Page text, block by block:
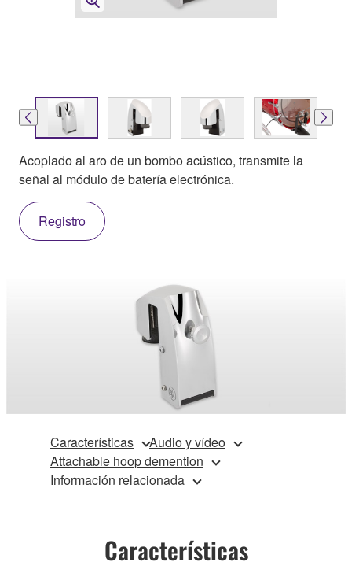
Acoplado al aro de un bombo acústico, transmite la
señal al módulo de batería electrónica.
Registro
Características
Audio y vídeo
Attachable hoop demention
Información relacionada
Características